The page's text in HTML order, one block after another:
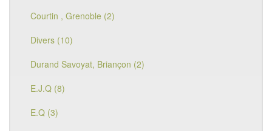
Courtin , Grenoble (2)
Divers (10)
Durand Savoyat, Briançon (2)
E.J.Q (8)
E.Q (3)